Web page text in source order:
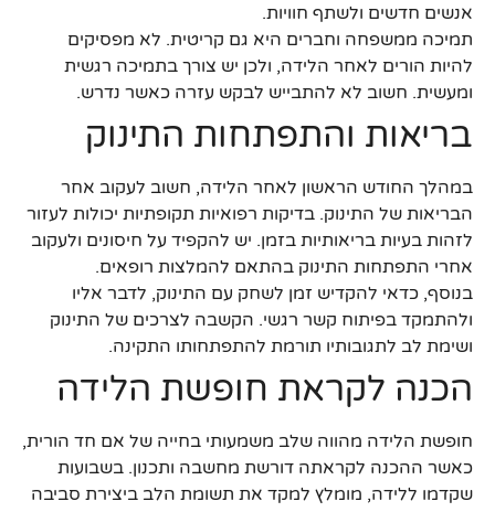
אנשים חדשים ולשתף חוויות.
תמיכה ממשפחה וחברים היא גם קריטית. לא מפסיקים
להיות הורים לאחר הלידה, ולכן יש צורך בתמיכה רגשית
ומעשית. חשוב לא להתבייש לבקש עזרה כאשר נדרש.
בריאות והתפתחות התינוק
במהלך החודש הראשון לאחר הלידה, חשוב לעקוב אחר
הבריאות של התינוק. בדיקות רפואיות תקופתיות יכולות לעזור
לזהות בעיות בריאותיות בזמן. יש להקפיד על חיסונים ולעקוב
אחרי התפתחות התינוק בהתאם להמלצות רופאים.
בנוסף, כדאי להקדיש זמן לשחק עם התינוק, לדבר אליו
ולהתמקד בפיתוח קשר רגשי. הקשבה לצרכים של התינוק
ושימת לב לתגובותיו תורמת להתפתחותו התקינה.
הכנה לקראת חופשת הלידה
חופשת הלידה מהווה שלב משמעותי בחייה של אם חד הורית,
כאשר ההכנה לקראתה דורשת מחשבה ותכנון. בשבועות
שקדמו ללידה, מומלץ למקד את תשומת הלב ביצירת סביבה